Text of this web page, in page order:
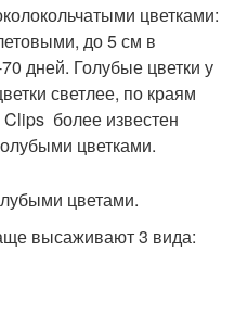
цветками:
до 5 см в
дней. Голубые цветки у
светлее, по краям
более известен
цветками.
цветами.
высаживают 3 вида: